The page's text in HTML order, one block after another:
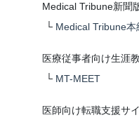
Medical Tribune新聞
└ Medical Tribune本
医療従事者向け生涯
└ MT-MEET
医師向け転職支援サ